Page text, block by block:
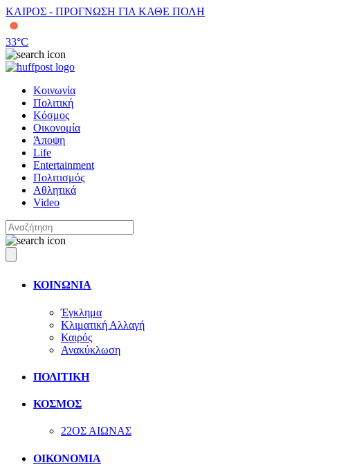
ΚΑΙΡΟΣ - ΠΡΟΓΝΩΣΗ ΓΙΑ ΚΑΘΕ ΠΟΛΗ
33°C
Κοινωνία
Πολιτική
Κόσμος
Οικονομία
Άποψη
Life
Entertainment
Πολιτισμός
Αθλητικά
Video
ΚΟΙΝΩΝΙΑ
Έγκλημα
Κλιματική Αλλαγή
Καιρός
Ανακύκλωση
ΠΟΛΙΤΙΚΗ
ΚΟΣΜΟΣ
22ΟΣ ΑΙΩΝΑΣ
ΟΙΚΟΝΟΜΙΑ